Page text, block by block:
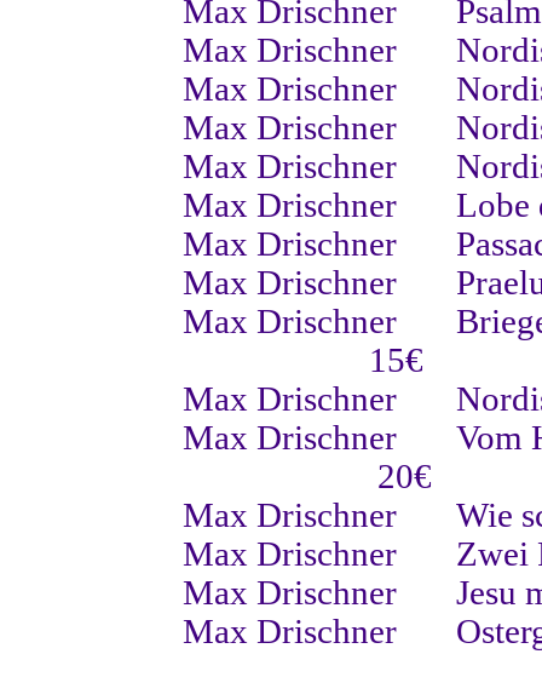
Max Drischner
Max Drischner
Max Drischner
Max Drischner
Max Drischner
Max Drischner Lobe
Max Drischner
Max Drischner
Max Drischner
15€
Max Drischner
Max Drischner Vom
20€
Max Drischner Wie
Max Drischner Zwei
Max Drischner Jesu
Max Drischner